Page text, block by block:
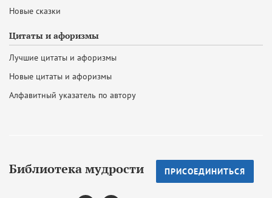
Новые сказки
Цитаты и афоризмы
Лучшие цитаты и афоризмы
Новые цитаты и афоризмы
Алфавитный указатель по автору
Библиотека мудрости ПРИСОЕДИНИТЬСЯ